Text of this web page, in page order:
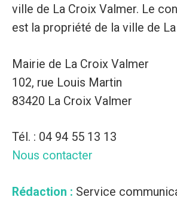
ville de La Croix Valmer. Le
est la propriété de la ville de
Mairie de La Croix Valmer
102, rue Louis Martin
83420 La Croix Valmer
Tél. : 04 94 55 13 13
Nous contacter
Rédaction : Service